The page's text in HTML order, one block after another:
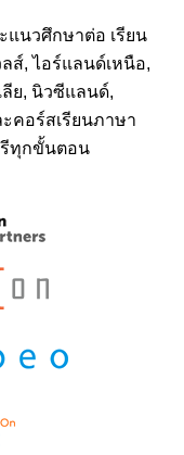
แนวศึกษาต่อ เรียน
ส์, ไอร์แลนด์เหนือ,
ลีย, นิวซีแลนด์,
คอร์สเรียนภาษา
รีทุกขั้นตอน